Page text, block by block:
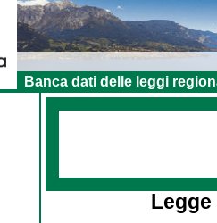
Banca dati delle leggi